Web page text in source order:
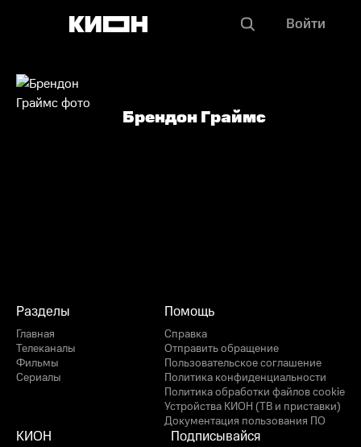
Войти
Брендон Граймс
Разделы
Главная
Телеканалы
Фильмы
Сериалы
Помощь
Справка
Отправить обращение
Пользовательское соглашение
Политика конфиденциальности
Политика обработки файлов cookie
Устройства КИОН (ТВ и приставки)
Документация пользования ПО
КИОН Подписывайся